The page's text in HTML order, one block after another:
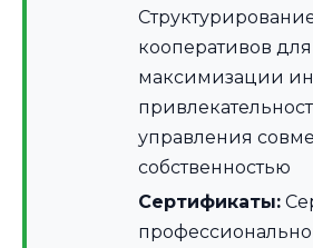
кооперативов для
максимизации
управления
собственностью
Сертификаты: